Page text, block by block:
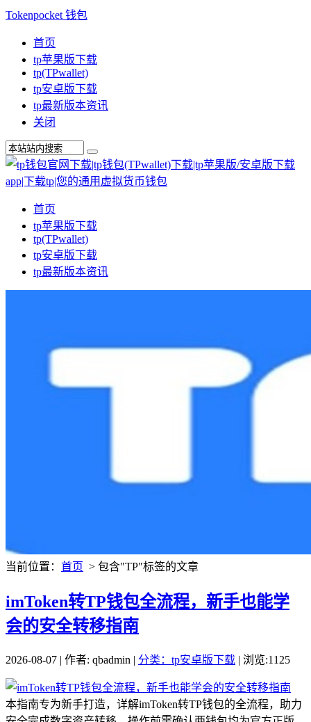
Tokenpocket 钱包
首页
tp苹果版下载
tp(TPwallet)
tp安卓版下载
tp最新版本资讯
关闭
首页
tp苹果版下载
tp(TPwallet)
tp安卓版下载
tp最新版本资讯
当前位置： 首页 > 包含"TP"标签的文章
imToken转TP钱包全流程，新手也能学
会的安全转移指南
2026-08-07 | 作者: qbadmin | 分类：tp安卓版下载 | 浏览:1125
本指南专为新手打造，详解imToken转TP钱包的全流程，助力